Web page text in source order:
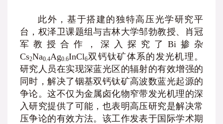
此外，基于搭建的独特高压光学研究平
台，权泽卫课题组与吉林大学邹勃教授、肖冠
军教授合作，深入探究了Bi掺杂
Cs2Na0.4Ag0.6InCl6双钙钛矿体系的发光机理。
研究人员在实现深蓝光区的辐射的有效增强的
同时，解决了铟基双钙钛矿高波数蓝光起源的
争论。这不仅为金属卤化物窄带发光机理的深
入研究提供了可能，也表明高压研究是解决常
压争论的有效方法。该工作发表于国际学术期